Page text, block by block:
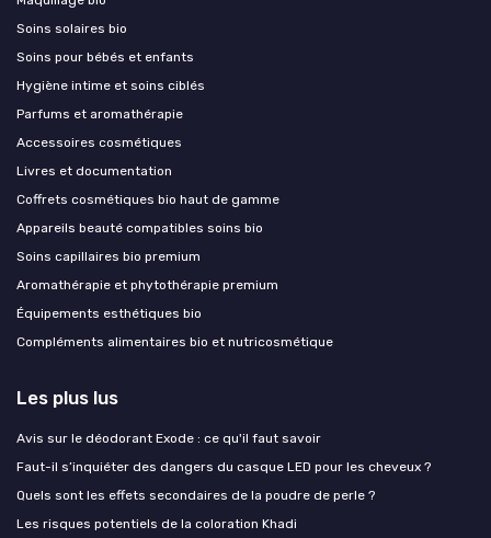
Soins solaires bio
Soins pour bébés et enfants
Hygiène intime et soins ciblés
Parfums et aromathérapie
Accessoires cosmétiques
Livres et documentation
Coffrets cosmétiques bio haut de gamme
Appareils beauté compatibles soins bio
Soins capillaires bio premium
Aromathérapie et phytothérapie premium
Équipements esthétiques bio
Compléments alimentaires bio et nutricosmétique
Les plus lus
Avis sur le déodorant Exode : ce qu'il faut savoir
Faut-il s’inquiéter des dangers du casque LED pour les cheveux ?
Quels sont les effets secondaires de la poudre de perle ?
Les risques potentiels de la coloration Khadi